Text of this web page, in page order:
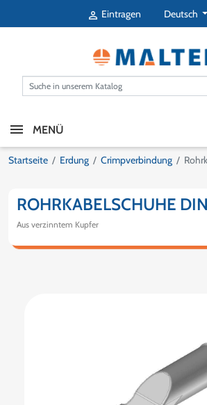
 Eintragen Deutsch
MENÜ
Startseite Erdung Crimpverbindung
ROHRKABELSCHUHE
Aus verzinntem Kupfer